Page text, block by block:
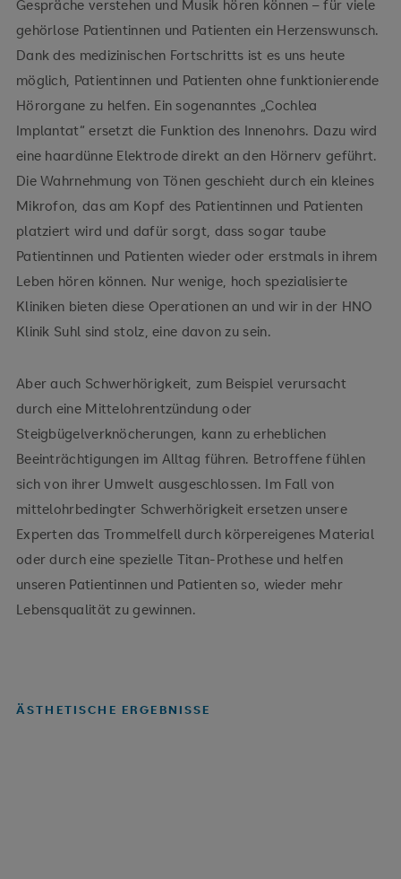
operative Therapie schlafbezogener
Atemstörungen
Versorgung von Schwerhörigen mittels Vibrant
Sound Bridge (VSB) und Bone Bridge
Gespräche verstehen und Musik hören können – für viele
gehörlose Patientinnen und Patienten ein Herzenswunsch.
Dank des medizinischen Fortschritts ist es uns heute
möglich, Patientinnen und Patienten ohne funktionierende
Hörorgane zu helfen. Ein sogenanntes „Cochlea
Implantat“ ersetzt die Funktion des Innenohrs. Dazu wird
eine haardünne Elektrode direkt an den Hörnerv geführt.
Die Wahrnehmung von Tönen geschieht durch ein kleines
Mikrofon, das am Kopf des Patientinnen und Patienten
platziert wird und dafür sorgt, dass sogar taube
Patientinnen und Patienten wieder oder erstmals in ihrem
Leben hören können. Nur wenige, hoch spezialisierte
Kliniken bieten diese Operationen an und wir in der HNO
Klinik Suhl sind stolz, eine davon zu sein.
Aber auch Schwerhörigkeit, zum Beispiel verursacht
durch eine Mittelohrentzündung oder
Steigbügelverknöcherungen, kann zu erheblichen
Beeinträchtigungen im Alltag führen. Betroffene fühlen
sich von ihrer Umwelt ausgeschlossen. Im Fall von
mittelohrbedingter Schwerhörigkeit ersetzen unsere
Experten das Trommelfell durch körpereigenes Material
oder durch eine spezielle Titan-Prothese und helfen
unseren Patientinnen und Patienten so, wieder mehr
Lebensqualität zu gewinnen.
ÄSTHETISCHE ERGEBNISSE